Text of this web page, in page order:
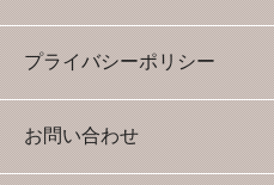
プライバシーポリシー
お問い合わせ